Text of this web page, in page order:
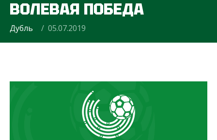
ВОЛЕВАЯ ПОБЕДА
Дубль / 05.07.2019